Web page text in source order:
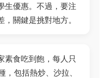
生優惠。不過，要注
關鍵是挑對地方。
素食吃到飽，每人只
包括熱炒、沙拉、